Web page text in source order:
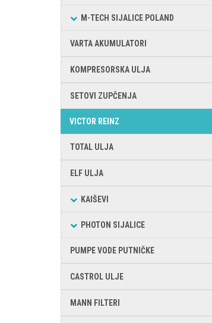
M-TECH SIJALICE POLAND
VARTA AKUMULATORI
KOMPRESORSKA ULJA
SETOVI ZUPČENJA
VICTOR REINZ
TOTAL ULJA
ELF ULJA
KAIŠEVI
PHOTON SIJALICE
PUMPE VODE PUTNIČKE
CASTROL ULJE
MANN FILTERI